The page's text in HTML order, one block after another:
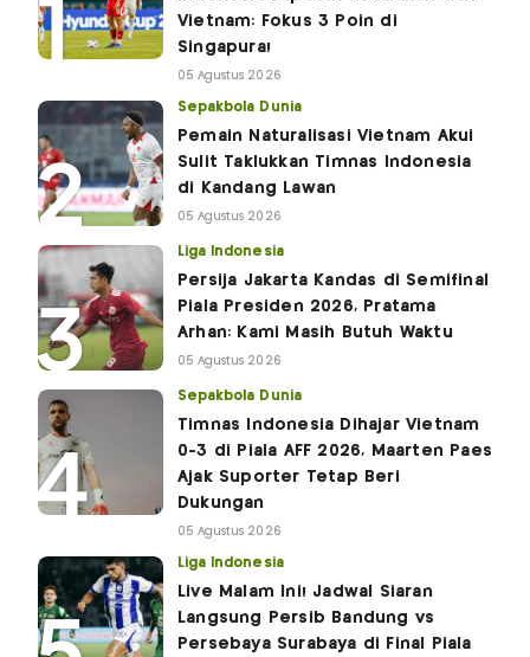
Vietnam: Fokus 3 Poin di
Singapura!
05 Agustus 2026
Sepakbola Dunia
Pemain Naturalisasi Vietnam Akui
Sulit Taklukkan Timnas Indonesia
di Kandang Lawan
05 Agustus 2026
Liga Indonesia
Persija Jakarta Kandas di Semifinal
Piala Presiden 2026, Pratama
Arhan: Kami Masih Butuh Waktu
05 Agustus 2026
Sepakbola Dunia
Timnas Indonesia Dihajar Vietnam
0-3 di Piala AFF 2026, Maarten Paes
Ajak Suporter Tetap Beri
Dukungan
05 Agustus 2026
Liga Indonesia
Live Malam Ini! Jadwal Siaran
Langsung Persib Bandung vs
Persebaya Surabaya di Final Piala